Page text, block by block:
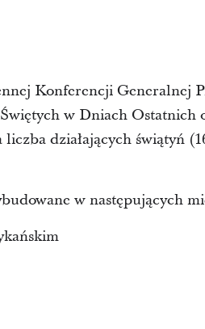
Konferencji Generalnej
w Dniach
działających świątyń
w następujących